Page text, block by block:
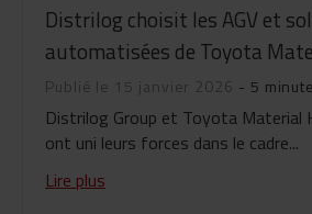
Distrilog choisit les AGV et
automatisées de Toyota
Publié le 15 janvier 2026 - 5
Distrilog Group et Toyota Material
ont uni leurs forces dans le cadre...
Lire plus